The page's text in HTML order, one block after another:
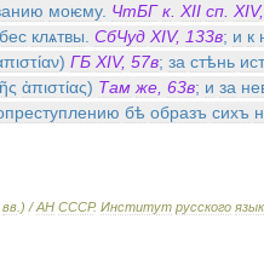
моѥму. ЧтБГ к XII сп XIV,
бес клѧтвы СбЧуд XIV, 133в; и к
) ГБ XIV, 57в; за стѣнь
ἀπιστίας) Там же 63в; и за
бѣ образъ сихъ
вв .) /АН СССР. Институт русского